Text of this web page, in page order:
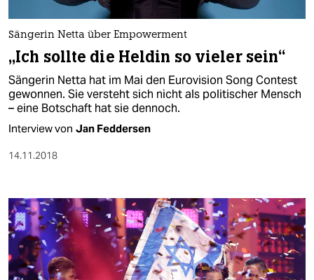
nord
wahrheit
verlag
verlag
veranstaltungen
fragen & hilfe
unterstützen
abo
Sängerin Netta über Empowerment
„Ich sollte die Heldin so vieler sein“
Sängerin Netta hat im Mai den Eurovision Song Contest
gewonnen. Sie versteht sich nicht als politischer Mensch
– eine Botschaft hat sie dennoch.
Interview von Jan Feddersen
14.11.2018